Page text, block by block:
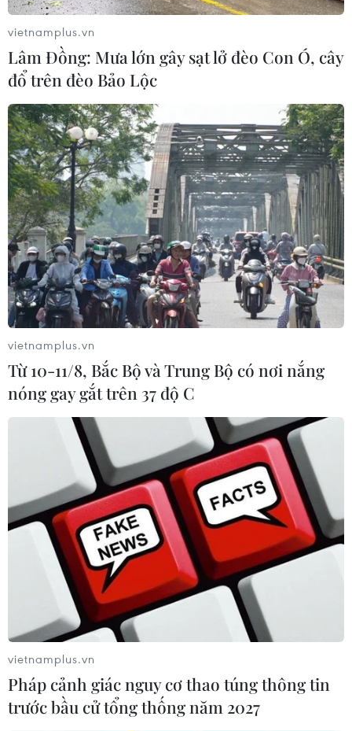
TIN CÙNG CHUYÊN MỤC
Hình thành ba vòng kiểm soát chặt
chẽ để nâng cao chất lượng ngành
xuất bản
vietnamplus.vn
Lâm Đồng: Mưa lớn gây sạt lở đèo Con Ó, cây
đổ trên đèo Bảo Lộc
vietnamplus.vn
Từ 10-11/8, Bắc Bộ và Trung Bộ có nơi nắng
nóng gay gắt trên 37 độ C
vietnamplus.vn
Pháp cảnh giác nguy cơ thao túng thông tin
trước bầu cử tổng thống năm 2027